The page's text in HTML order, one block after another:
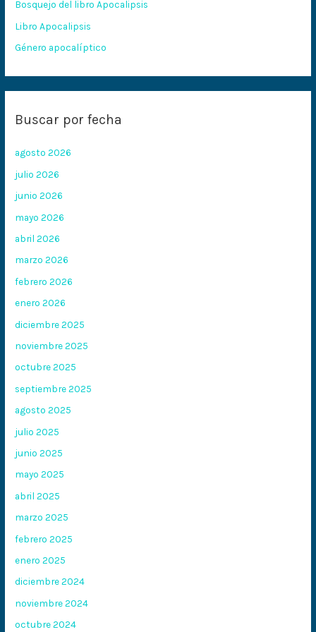
r
:
Bosquejo del libro Apocalipsis
Libro Apocalipsis
Género apocalíptico
Buscar por fecha
agosto 2026
julio 2026
junio 2026
mayo 2026
abril 2026
marzo 2026
febrero 2026
enero 2026
diciembre 2025
noviembre 2025
octubre 2025
septiembre 2025
agosto 2025
julio 2025
junio 2025
mayo 2025
abril 2025
marzo 2025
febrero 2025
enero 2025
diciembre 2024
noviembre 2024
octubre 2024